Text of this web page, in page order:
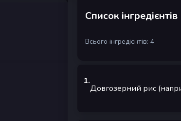
Список інгредієнтів
Всього інгредієнтів: 4
1.
Довгозерний рис